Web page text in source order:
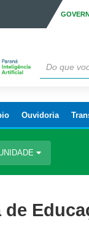
Ouvidoria